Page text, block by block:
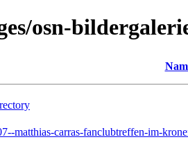
osn-
matthias-carras-fanclubtreffen-im-